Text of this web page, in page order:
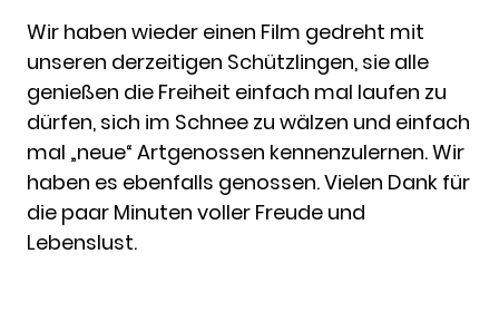
Wir haben wieder einen Film gedreht mit
unseren derzeitigen Schützlingen, sie alle
genießen die Freiheit einfach mal laufen zu
dürfen, sich im Schnee zu wälzen und einfach
mal „neue“ Artgenossen kennenzulernen. Wir
haben es ebenfalls genossen. Vielen Dank für
die paar Minuten voller Freude und
Lebenslust.